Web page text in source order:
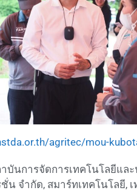
agritec/mou-
บันการจัดการเทคโนโลยีแล
น จำกัด, สมาร์ทเทคโนโลยี,